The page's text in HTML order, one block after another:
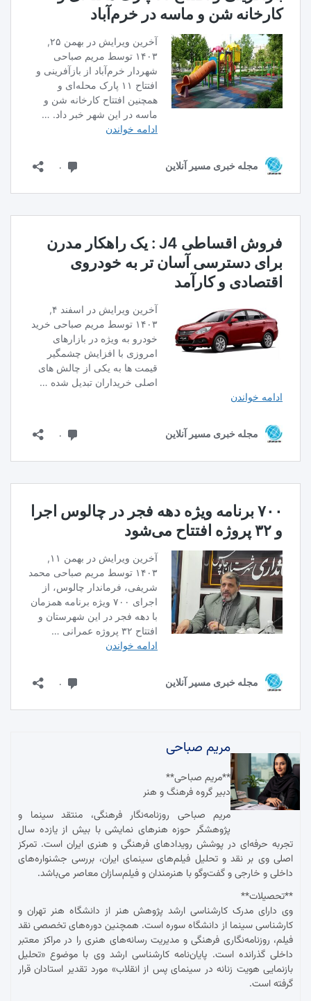
مریم صباحی
**مریم صباحی**
دبیر گروه فرهنگ و هنر
مریم صباحی روزنامه‌نگار فرهنگی، منتقد سینما و
پژوهشگر حوزه هنرهای نمایشی با بیش از یازده سال
تجربه حرفه‌ای در پوشش رویدادهای فرهنگی و هنری ایران است. تمرکز
اصلی وی بر نقد و تحلیل فیلم‌های سینمای ایران، بررسی جشنواره‌های
داخلی و خارجی و گفت‌وگو با هنرمندان و فیلم‌سازان معاصر می‌باشد.
**تحصیلات**
وی دارای مدرک کارشناسی ارشد پژوهش هنر از دانشگاه هنر تهران و
کارشناسی سینما از دانشگاه سوره است. همچنین دوره‌های تخصصی نقد
فیلم، روزنامه‌نگاری فرهنگی و مدیریت رسانه‌های هنری را در مراکز معتبر
داخلی گذرانده است. پایان‌نامه کارشناسی ارشد وی با موضوع «تحلیل
بازنمایی هویت زنانه در سینمای پس از انقلاب» مورد تقدیر استادان قرار
گرفته است.